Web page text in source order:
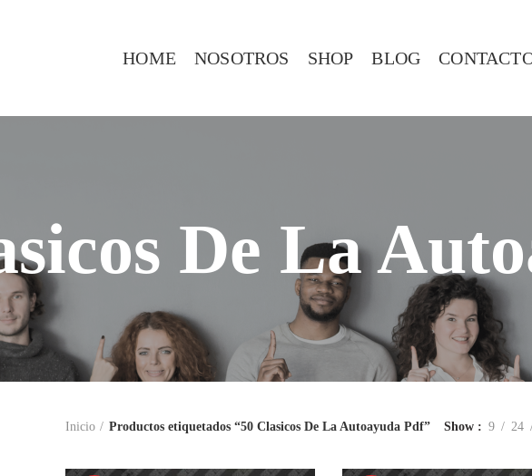
HOME NOSOTROS SHOP BLOG
De La
Inicio Productos etiquetados “50 Clasicos De La Autoayuda Pdf” Show 9 24